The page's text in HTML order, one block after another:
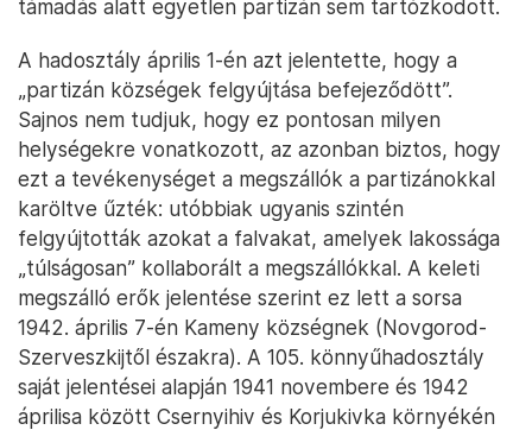
támadás alatt egyetlen partizán sem tartózkodott.
A hadosztály április 1-én azt jelentette, hogy a
„partizán községek felgyújtása befejeződött”.
Sajnos nem tudjuk, hogy ez pontosan milyen
helységekre vonatkozott, az azonban biztos, hogy
ezt a tevékenységet a megszállók a partizánokkal
karöltve űzték: utóbbiak ugyanis szintén
felgyújtották azokat a falvakat, amelyek lakossága
„túlságosan” kollaborált a megszállókkal. A keleti
megszálló erők jelentése szerint ez lett a sorsa
1942. április 7-én Kameny községnek (Novgorod-
Szerveszkijtől északra). A 105. könnyűhadosztály
saját jelentései alapján 1941 novembere és 1942
áprilisa között Csernyihiv és Korjukivka környékén